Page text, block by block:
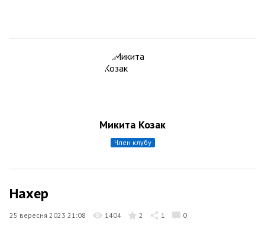
Микита Козак
член клубу
Нахер
25 вересня 2023 21:08 1404 2 1 0